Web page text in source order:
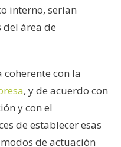
interno, serían
área de
con la
, y de acuerdo con
y con el
de establecer esas
de actuación